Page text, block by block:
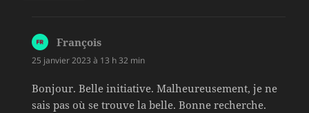
François
25 janvier 2023 à 13 h 32 min
Bonjour. Belle initiative. Malheureusement, je ne
sais pas où se trouve la belle. Bonne recherche.